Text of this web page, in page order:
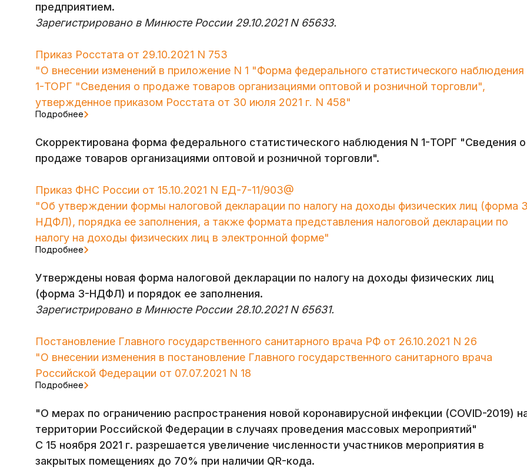
предприятием.
Зарегистрировано в Минюсте России 29.10.2021 N 65633.
Приказ Росстата от 29.10.2021 N 753
"О внесении изменений в приложение N 1 "Форма федерального статистического наблюдения
1-ТОРГ "Сведения о продаже товаров организациями оптовой и розничной торговли",
утвержденное приказом Росстата от 30 июля 2021 г. N 458"
Подробнее
Скорректирована форма федерального статистического наблюдения N 1-ТОРГ "Сведения о
продаже товаров организациями оптовой и розничной торговли".
Приказ ФНС России от 15.10.2021 N ЕД-7-11/903@
"Об утверждении формы налоговой декларации по налогу на доходы физических лиц (форма
НДФЛ), порядка ее заполнения, а также формата представления налоговой декларации по
налогу на доходы физических лиц в электронной форме"
Подробнее
Утверждены новая форма налоговой декларации по налогу на доходы физических лиц
(форма 3-НДФЛ) и порядок ее заполнения.
Зарегистрировано в Минюсте России 28.10.2021 N 65631.
Постановление Главного государственного санитарного врача РФ от 26.10.2021 N 26
"О внесении изменения в постановление Главного государственного санитарного врача
Российской Федерации от 07.07.2021 N 18
Подробнее
"О мерах по ограничению распространения новой коронавирусной инфекции (COVID-2019)
территории Российской Федерации в случаях проведения массовых мероприятий"
С 15 ноября 2021 г. разрешается увеличение численности участников мероприятия в
закрытых помещениях до 70% при наличии QR-кода.